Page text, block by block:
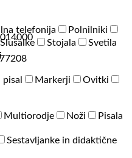
telefonija
Polnilniki
Slušalke Stojala
Svetila
Markerji
Ovitki
Multiorodje Noži
Pisala
Sestavljanke in didaktične